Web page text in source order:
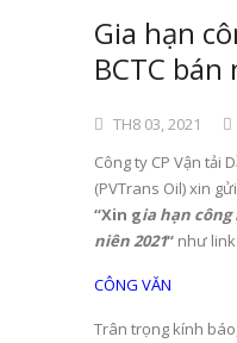
Gia hạn
BCTC bán
TH8 03, 2021
Công ty CP Vận tải
(PVTrans Oil) xin
“Xin gia hạn công
niên 2021“ như
CÔNG VĂN
Trân trọng kính